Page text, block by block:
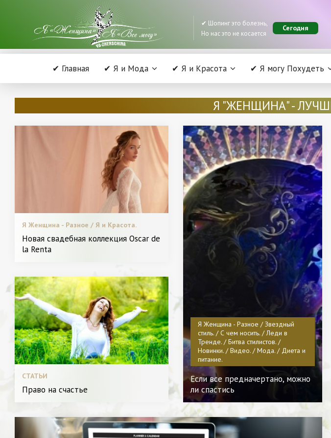
✔ Шопинг это болезнь,
Но нас это не косается
Сегодня
✔ Главная ✔ Я и Мода ✔ Я и Красота ✔ Я могу Похудеть
Я "ЖЕНЩИНА" -
Я Женщина - Разное / Я и Красота.
Новая свадебная коллекция Oscar de
la Renta
Я Женщина - Разное / Звездный
стиль. / С чем носить. / Леди в
Тренде. / Битва стилистов. /
Новинки. / Видео. / Мода. / Диета и
питание.
Если все предначертано, можно
ли спастись
СТАТЬИ
Право на счастье